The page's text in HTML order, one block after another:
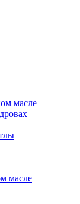
масле
масле